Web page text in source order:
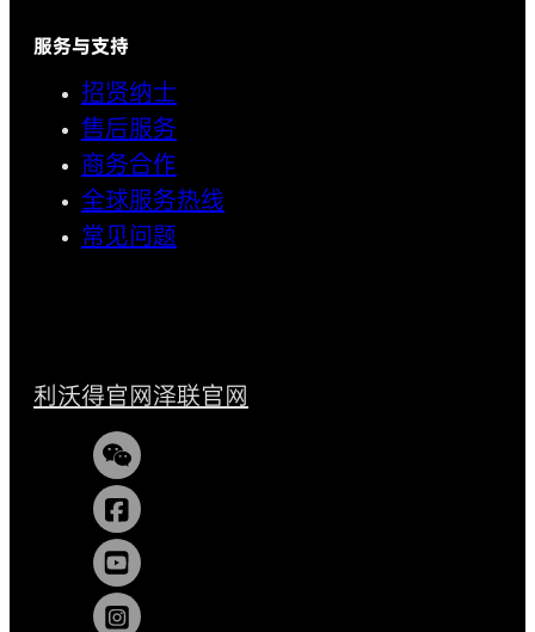
服务与支持
招贤纳士
售后服务
商务合作
全球服务热线
常见问题
利沃得官网泽联官网